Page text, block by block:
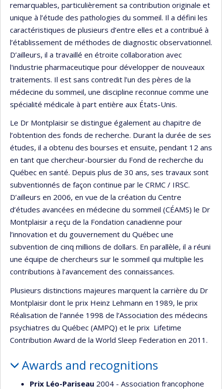
remarquables, particulièrement sa contribution originale et
unique à l’étude des pathologies du sommeil. Il a défini les
caractéristiques de plusieurs d’entre elles et a contribué à
l’établissement de méthodes de diagnostic observationnel.
D’ailleurs, il a travaillé en étroite collaboration avec
l'industrie pharmaceutique pour développer de nouveaux
traitements. Il est sans contredit l’un des pères de la
médecine du sommeil, une discipline reconnue comme une
spécialité médicale à part entière aux États-Unis.
Le Dr Montplaisir se distingue également au chapitre de
l’obtention des fonds de recherche. Durant la durée de ses
études, il a obtenu des bourses et ensuite, pendant 12 ans
en tant que chercheur-boursier du Fond de recherche du
Québec en santé. Depuis plus de 30 ans, ses travaux sont
subventionnés de façon continue par le CRMC / IRSC.
D’ailleurs en 2006, en vue de la création du Centre
d’études avancées en médecine du sommeil (CÉAMS) le Dr
Montplaisir a reçu de la Fondation canadienne pour
l’innovation et du gouvernement du Québec une
subvention de cinq millions de dollars. En parallèle, il a réuni
une équipe de chercheurs sur le sommeil qui multiplie les
contributions à l’avancement des connaissances.
Plusieurs distinctions majeures marquent la carrière du Dr
Montplaisir dont le prix Heinz Lehmann en 1989, le prix
Réalisation de l’année 1998 de l’Association des médecins
psychiatres du Québec (AMPQ) et le prix Lifetime
Contribution Award de la World Sleep Federation en 2011.
Awards and recognitions
Prix Léo-Pariseau 2004 - Association francophone